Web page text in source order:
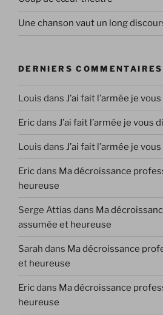
Une chanson vaut un long
DERNIERS COMMENTAIRES
Louis dans J’ai fait l’armée je vous
Ericdans J’ai fait l’armée je vous
Louis dans J’ai fait l’armée je vous
Ericdans Ma décroissance
heureuse
Serge Attias dans Ma
assumée et heureuse
Sarah dans Ma décroissance
et heureuse
Ericdans Ma décroissance
heureuse